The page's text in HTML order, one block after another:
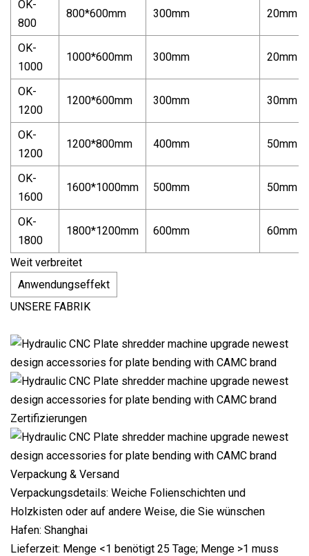
OK-
800
800*600mm 300mm 20mm
OK-
1000
1000*600mm 300mm 20mm
OK-
1200
1200*600mm 300mm 30mm
OK-
1200
1200*800mm 400mm 50mm
OK-
1600
1600*1000mm 500mm 50mm
OK-
1800
1800*1200mm 600mm 60mm
Weit verbreitet
Anwendungseffekt
UNSERE FABRIK
Zertifizierungen
Verpackung & Versand
Verpackungsdetails: Weiche Folienschichten und
Holzkisten oder auf andere Weise, die Sie wünschen
Hafen: Shanghai
Lieferzeit: Menge <1 benötigt 25 Tage; Menge >1 muss